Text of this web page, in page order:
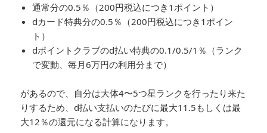
通常分の0.5％（200円税込につき1ポイント）
dカード特典分の0.5％（200円税込につき1ポイン
ト）
dポイントクラブのd払い特典の0.1/0.5/1％（ランク
で変動、毎月6万円の利用分まで）
があるので、自分は大体4〜5つ星ランクを行ったり来た
りするため、d払い支払いのたびに最大11.5もしくは最
大12％の還元になる計算になります。